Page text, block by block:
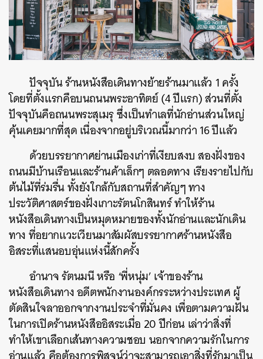
ปัจจุบัน ร้านหนังสือเดินทางย้ายร้านมาแล้ว 1 ครั้ง
โดยที่ตั้งแรกคือบนถนนพระอาทิตย์ (4 ปีแรก) ส่วนที่ตั้ง
ปัจจุบันคือถนนพระสุเมรุ ซึ่งเป็นทำเลที่นักอ่านส่วนใหญ่
คุ้นเคยมากที่สุด เนื่องจากอยู่บริเวณนี้มากว่า 16 ปีแล้ว
ด้วยบรรยากาศย่านเมืองเก่าที่เงียบสงบ สองฝั่งของ
ถนนมีบ้านเรือนและร้านค้าเล็กๆ ตลอดทาง เรียงรายไปกับ
ต้นไม้ที่ร่มรื่น ทั้งยังใกล้กับสถานที่สำคัญๆ ทาง
ประวัติศาสตร์ของฝั่งเกาะรัตนโกสินทร์ ทำให้ร้าน
หนังสือเดินทางเป็นหมุดหมายของทั้งนักอ่านและนักเดิน
ทาง ที่อยากแวะเวียนมาสัมผัสบรรยากาศร้านหนังสือ
อิสระที่แสนอบอุ่นแห่งนี้สักครั้ง
อำนาจ รัตนมนี หรือ ‘พี่หนุ่ม’ เจ้าของร้าน
หนังสือเดินทาง อดีตพนักงานองค์กรระหว่างประเทศ ผู้
ตัดสินใจลาออกจากงานประจำที่มั่นคง เพื่อตามความฝัน
ในการเปิดร้านหนังสืออิสระเมื่อ 20 ปีก่อน เล่าว่าสิ่งที่
ทำให้เขาเลือกเส้นทางความชอบ นอกจากความรักในการ